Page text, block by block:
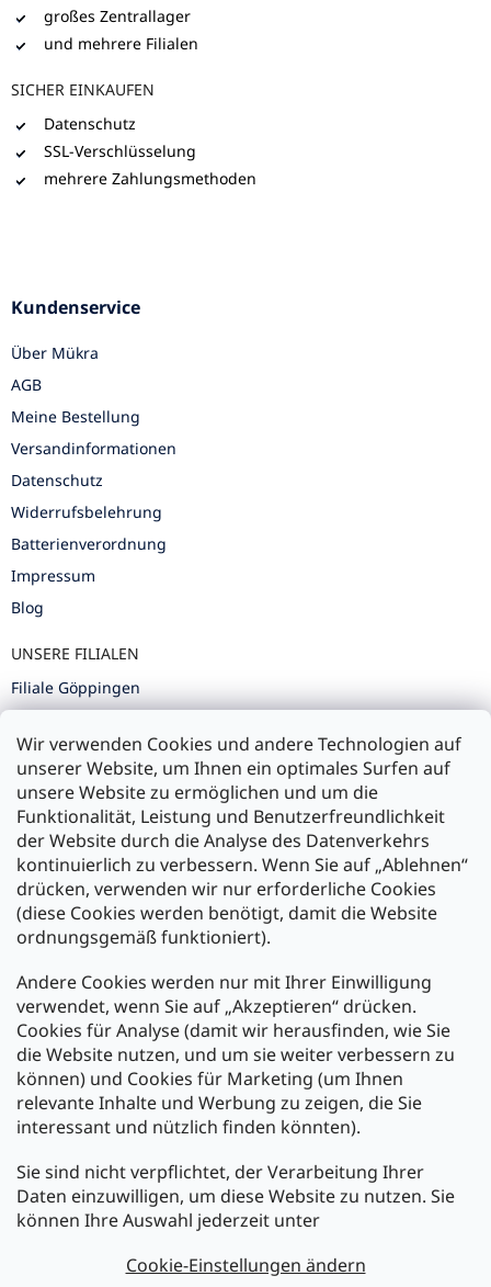
Wir verwenden Cookies und andere Technologien auf
unserer Website, um Ihnen ein optimales Surfen auf
unsere Website zu ermöglichen und um die
Funktionalität, Leistung und Benutzerfreundlichkeit
der Website durch die Analyse des Datenverkehrs
kontinuierlich zu verbessern. Wenn Sie auf „Ablehnen“
drücken, verwenden wir nur erforderliche Cookies
(diese Cookies werden benötigt, damit die Website
ordnungsgemäß funktioniert).
Andere Cookies werden nur mit Ihrer Einwilligung
verwendet, wenn Sie auf „Akzeptieren“ drücken.
Cookies für Analyse (damit wir herausfinden, wie Sie
die Website nutzen, und um sie weiter verbessern zu
können) und Cookies für Marketing (um Ihnen
relevante Inhalte und Werbung zu zeigen, die Sie
interessant und nützlich finden könnten).
Sie sind nicht verpflichtet, der Verarbeitung Ihrer
Daten einzuwilligen, um diese Website zu nutzen. Sie
können Ihre Auswahl jederzeit unter
Cookie-Einstellungen ändern
großes Zentrallager
und mehrere Filialen
SICHER EINKAUFEN
Datenschutz
SSL-Verschlüsselung
mehrere Zahlungsmethoden
Kundenservice
Über Mükra
AGB
Meine Bestellung
Versandinformationen
Datenschutz
Widerrufsbelehrung
Batterienverordnung
Impressum
Blog
UNSERE FILIALEN
Filiale Göppingen
Filiale Ulm
Zahlung und Versand
Versand mit:
Zahlarten:
Newsletter abonnieren
Legen Sie Ihre E-Mail ein und wir werden Ihnen Informationen
über neue Produkte in unserem E-Shop zusenden.